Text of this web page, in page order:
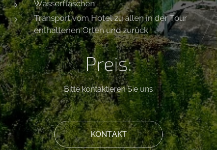
Wasserflaschen
Transport vom Hotel zu allen in der Tour
enthaltenen Orten und zurück
Preis:
Bitte kontaktieren Sie uns
KONTAKT